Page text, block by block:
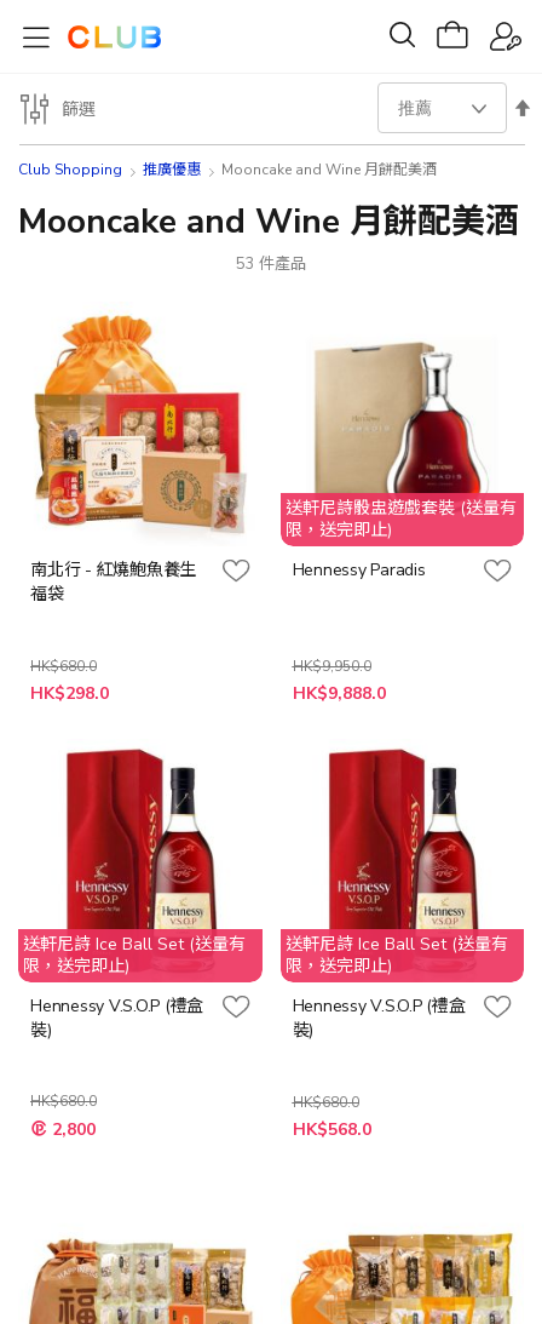
Club Shopping 推廣優惠 Mooncake and Wine 月餅配美酒
Mooncake and Wine 月餅配美酒
53 件產品
設
降
南北行 - 紅燒鮑魚養生
福袋
HK$680.0
特
殊
HK$298.0
送軒尼詩骰盅遊戲套裝 (送量有
限，送完即止)
Hennessy Paradis
HK$9,950.0
特
殊
HK$9,888.0
送軒尼詩 Ice Ball Set (送量有
限，送完即止)
Hennessy V.S.O.P (禮盒
裝)
HK$680.0
特
殊 2,800
送軒尼詩 Ice Ball Set (送量有
限，送完即止)
Hennessy V.S.O.P (禮盒
裝)
HK$680.0
特
殊
HK$568.0
篩選